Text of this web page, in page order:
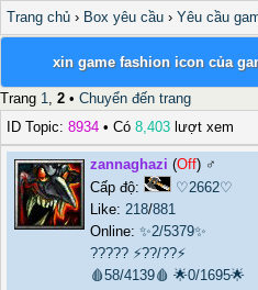
Trang chủ › Box yêu cầu › Yêu cầu
xin game fashion icon của
Trang 1, 2 • Chuyển đến trang
ID Topic: 8934 • Có 8,403 lượt xem
zannaghazi (Off) ♂️
Cấp độ:
♡2662♡
Like: 218/881
Online: ✨2/5379✨
????? ⚡??/??⚡
🩸58/4139🩸 🌟0/1695🌟